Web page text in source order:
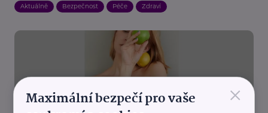
Aktuálně Bezpečnost Péče Zdraví
×
Maximální bezpečí pro vaše